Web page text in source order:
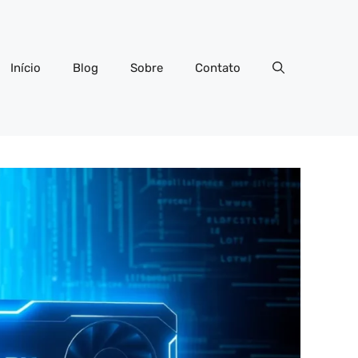
Início Blog Sobre Contato